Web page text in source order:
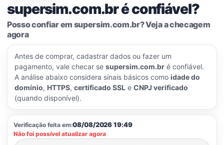
supersim.com.br é confiável?
Posso confiar em supersim.com.br? Veja a checagem
agora
Antes de comprar, cadastrar dados ou fazer um
pagamento, vale checar se supersim.com.br é confiável.
A análise abaixo considera sinais básicos como idade do
domínio, HTTPS, certificado SSL e CNPJ verificado
(quando disponível).
Verificação feita em:08/08/2026 19:49
Não foi possível atualizar agora